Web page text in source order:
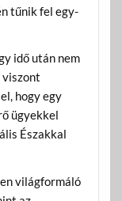
tűnik fel egy-
idő után nem
viszont
hogy egy
ügyekkel
Északkal
világformáló